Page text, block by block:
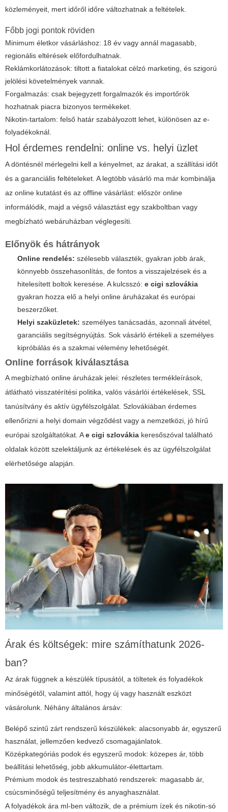
közleményeit, mert időről időre változhatnak a feltételek.
Főbb jogi pontok röviden
Minimum életkor vásárláshoz: 18 év vagy annál magasabb,
regionális eltérések előfordulhatnak.
Reklámkorlátozások: tiltott a fiatalokat célzó marketing, és szigorú
jelölési követelmények vannak.
Forgalmazás: csak bejegyzett forgalmazók és importőrök
hozhatnak piacra bizonyos termékeket.
Nikotin-tartalom: felső határ szabályozott lehet, különösen az e-
folyadékoknál.
Hol érdemes rendelni: online vs. helyi üzlet
A döntésnél mérlegelni kell a kényelmet, az árakat, a szállítási időt
és a garanciális feltételeket. A legtöbb vásárló ma már kombinálja
az online kutatást és az offline vásárlást: először online
informálódik, majd a végső választást egy szakboltban vagy
megbízható webáruházban véglegesíti.
Előnyök és hátrányok
Online rendelés: szélesebb választék, gyakran jobb árak,
könnyebb összehasonlítás, de fontos a visszajelzések és a
hitelesített boltok keresése. A kulcsszó: e cigi szlovákia
gyakran hozza elő a helyi online áruházakat és európai
beszerzőket.
Helyi szaküzletek: személyes tanácsadás, azonnali átvétel,
garanciális segítségnyújtás. Sok vásárló értékeli a személyes
kipróbálás és a szakmai vélemény lehetőségét.
Online források kiválasztása
A megbízható online áruházak jelei: részletes termékleírások,
átlátható visszatérítési politika, valós vásárlói értékelések, SSL
tanúsítvány és aktív ügyfélszolgálat. Szlovákiában érdemes
ellenőrizni a helyi domain végződést vagy a nemzetközi, jó hírű
európai szolgáltatókat. Ae cigi szlovákia keresőszóval található
oldalak között szelektáljunk az értékelések és az ügyfélszolgálat
elérhetősége alapján.
Árak és költségek: mire számíthatunk 2026-
ban?
Az árak függnek a készülék típusától, a töltetek és folyadékok
minőségétől, valamint attól, hogy új vagy használt eszközt
vásárolunk. Néhány általános ársáv:
Belépő szintű zárt rendszerű készülékek: alacsonyabb ár, egyszerű
használat, jellemzően kedvező csomagajánlatok.
Középkategóriás podok és egyszerű modok: közepes ár, több
beállítási lehetőség, jobb akkumulátor-élettartam.
Prémium modok és testreszabható rendszerek: magasabb ár,
csúcsminőségű teljesítmény és anyaghasználat.
A folyadékok ára ml-ben változik, de a prémium ízek és nikotin-só